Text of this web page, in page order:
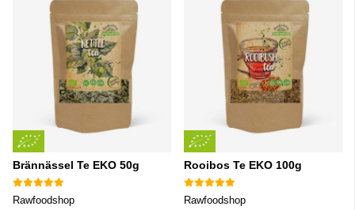
Brännässel Te EKO 50g
Rawfoodshop
Rooibos Te EKO 100g
Rawfoodshop